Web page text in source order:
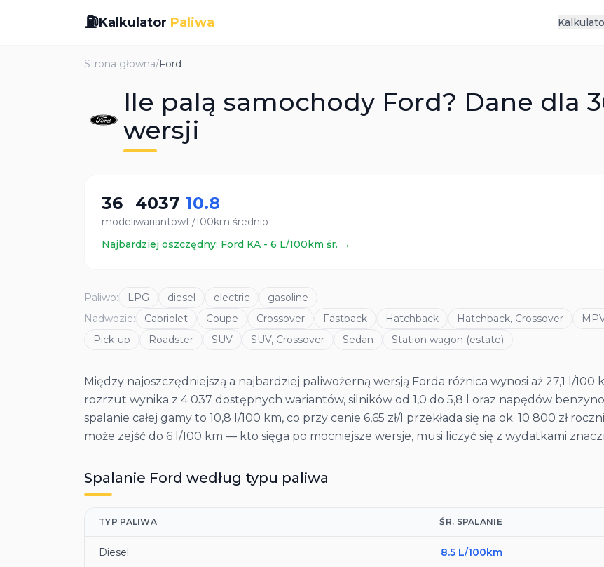
⛽Kalkulator Paliwa
Strona główna/Ford
Ile palą samochody Ford? Dane dla
wersji
36
modeli
4037
wariantów
10.8
L/100km średnio
Najbardziej oszczędny: Ford KA - 6 L/100km śr. →
Paliwo: LPG diesel electric
gasoline
Nadwozie: Cabriolet Coupe Crossover Fastback Hatchback Hatchback, Crossover
Pick-up
Roadster SUV SUV, Crossover Sedan Station wagon (estate)
Między najoszczędniejszą a najbardziej paliwożerną wersją Forda różnica wynosi aż 27,1 l/100
rozrzut wynika z 4 037 dostępnych wariantów, silników od 1,0 do 5,8 l oraz napędów
spalanie całej gamy to 10,8 l/100 km, co przy cenie 6,65 zł/l przekłada się na ok. 10 800 zł
może zejść do 6 l/100 km — kto sięga po mocniejsze wersje, musi liczyć się z wydatkami
Spalanie Ford według typu paliwa
TYP PALIWA ŚR. SPALANIE
Diesel 8.5 L/100km